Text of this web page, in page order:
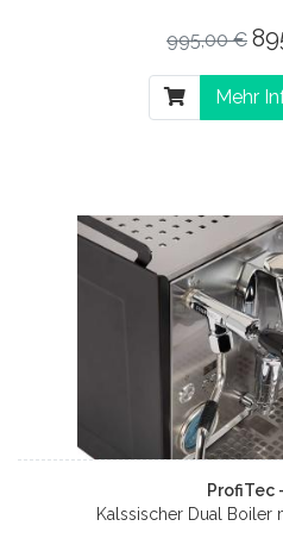
995,00 €
Mehr
ProfiTec
Kalssischer Dual Boiler